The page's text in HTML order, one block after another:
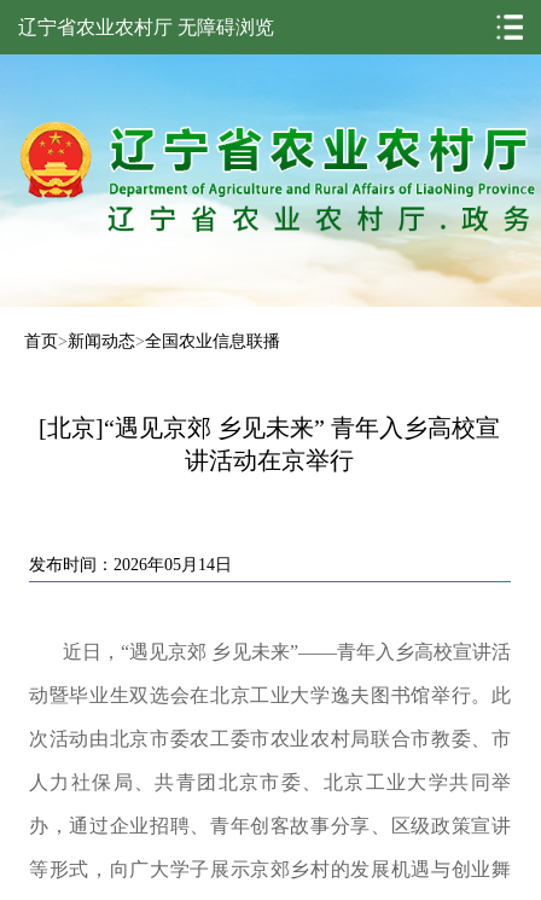
辽宁省农业农村厅 无障碍浏览
首页>新闻动态>全国农业信息联播
[北京]“遇见京郊 乡见未来” 青年入乡高校宣
讲活动在京举行
发布时间：2026年05月14日
近日，“遇见京郊 乡见未来”——青年入乡高校宣讲活
动暨毕业生双选会在北京工业大学逸夫图书馆举行。此
次活动由北京市委农工委市农业农村局联合市教委、市
人力社保局、共青团北京市委、北京工业大学共同举
办，通过企业招聘、青年创客故事分享、区级政策宣讲
等形式，向广大学子展示京郊乡村的发展机遇与创业舞